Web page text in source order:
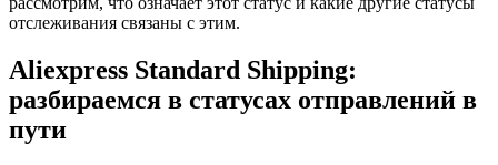
отслеживания связаны с этим.
Aliexpress Standard Shipping:
разбираемся в статусах отправлений в
пути